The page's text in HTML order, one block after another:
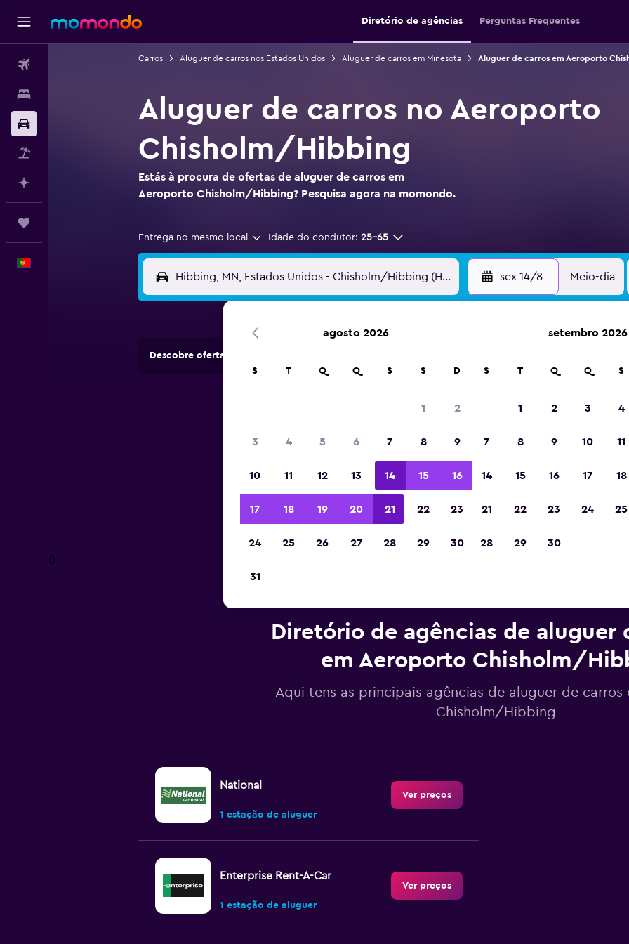
Diretório de agências Perguntas Frequentes
Carros Aluguer de carros nos Estados Unidos Aluguer de carros em Minesota Aluguer de carros em Aeroporto
Aluguer de carros no Aeroporto
Chisholm/Hibbing
Estás à procura de ofertas de aluguer de carros em
Aeroporto Chisholm/Hibbing? Pesquisa agora na momondo.
Entrega no mesmo local Idade do condutor: 25-65
sex 14/8 Meio-dia
Descobre ofertas de rent-a-cars em mais de 70.000 locais com a momondo.
de 2023
0
Diretório de agências de aluguer
em Aeroporto Chisholm/
Aqui tens as principais agências de aluguer de carros
Chisholm/Hibbing
National
1 estação de aluguer
Ver preços
Enterprise Rent-A-Car
1 estação de aluguer
Ver preços
agosto 2026
S T Q Q S S D
1 2
3 4 5 6 7 8 9
10 11 12 13 14 15 16
17 18 19 20 21 22 23
24 25 26 27 28 29 30
31
setembro 2026
S T Q Q S
1 2 3 4
7 8 9 10 11
14 15 16 17 18
21 22 23 24 25
28 29 30